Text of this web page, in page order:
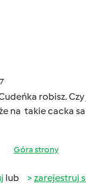
robisz.
na takie cacka
Góra strony
lub zarejestruj